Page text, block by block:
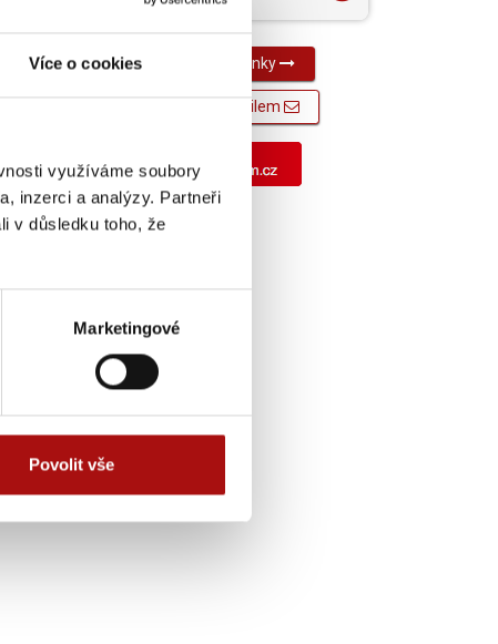
Více o cookies
využíváme soubory
inzerci a analýzy. Partneři
v důsledku toho, že
Marketingové
Povolit vše
Všechny novinky
Novinky e-mailem